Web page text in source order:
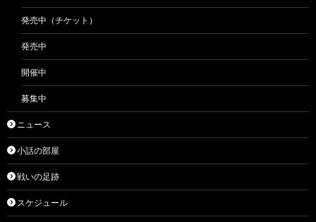
発売中（チケット）
発売中
開催中
募集中
ニュース
小話の部屋
戦いの足跡
スケジュール